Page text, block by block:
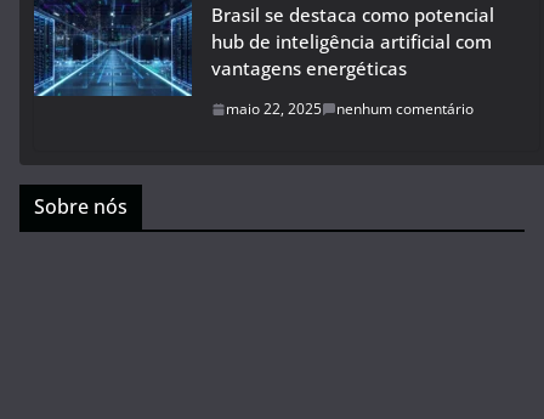
Brasil se destaca como potencial
hub de inteligência artificial com
vantagens energéticas
maio 22, 2025 nenhum comentário
Sobre nós